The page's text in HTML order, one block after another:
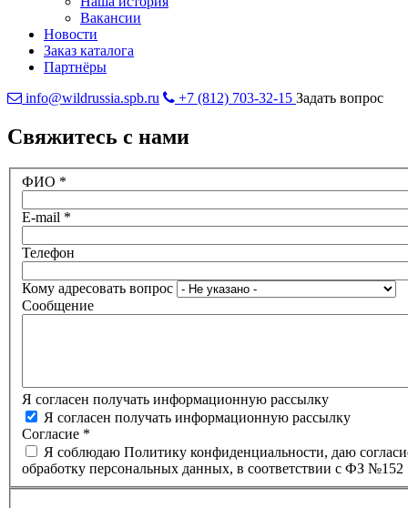
Вакансии
Новости
Заказ каталога
Партнёры
info@wildrussia.spb.ru
+7 (812) 703-32-15 Задать вопрос
Свяжитесь с нами
ФИО *
E-mail *
Телефон
Кому адресовать вопрос
Сообщение
Я согласен получать информационную рассылку
Я согласен получать информационную рассылку
Согласие *
Я соблюдаю Политику конфиденциальности, даю
обработку персональных данных, в соответствии с ФЗ №152